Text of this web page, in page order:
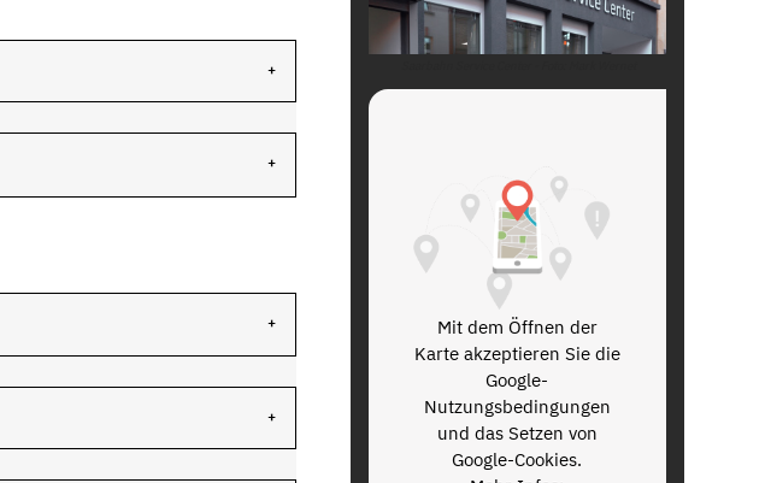
Mit dem Öffnen der
Karte akzeptieren Sie die
Google-
Nutzungsbedingungen
und das Setzen von
Google-Cookies.